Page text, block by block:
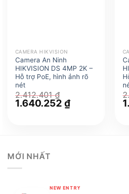
CAMERA HIKVISION
Camera An Ninh
HIKVISION DS 4MP 2K –
Hỗ trợ PoE, hình ảnh rõ
nét
2.412.401₫
Giá
gốc
1.640.252 ₫Giá
hiện
MỚI NHẤT
NEW ENTRY